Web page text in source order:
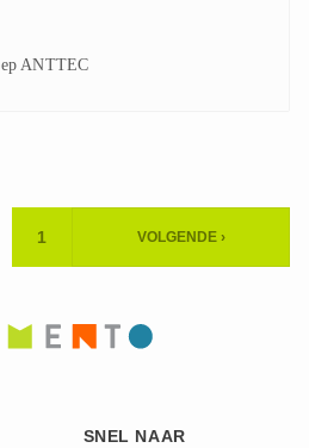
ANTTEC
HUIDIGE
1 VOLGENDE ›
SNEL NAAR